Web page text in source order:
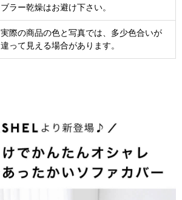
ブラー乾燥はお避け下さい。
実際の商品の色と写真では、多少色合いが
違って見える場合があります。